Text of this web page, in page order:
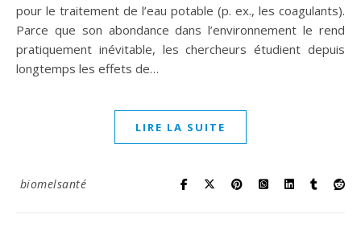
pour le traitement de l’eau potable (p. ex., les coagulants).
Parce que son abondance dans l’environnement le rend
pratiquement inévitable, les chercheurs étudient depuis
longtemps les effets de…
LIRE LA SUITE
biomelsanté